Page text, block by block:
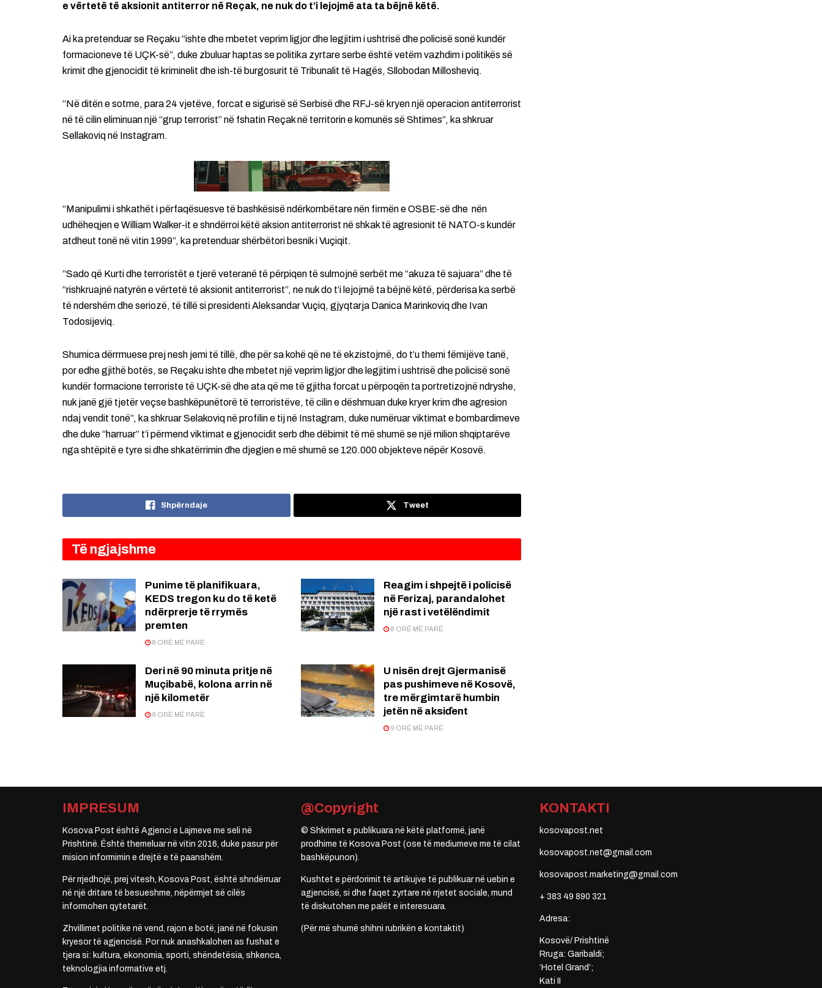
e vërtetë të aksionit antiterror në Reçak, ne nuk do t’i lejojmë ata ta bëjnë këtë.
Ai ka pretenduar se Reçaku “ishte dhe mbetet veprim ligjor dhe legjitim i ushtrisë dhe policisë sonë kundër
formacioneve të UÇK-së”, duke zbuluar haptas se politika zyrtare serbe është vetëm vazhdim i politikës së
krimit dhe gjenocidit të kriminelit dhe ish-të burgosurit të Tribunalit të Hagës, Sllobodan Millosheviq.
“Në ditën e sotme, para 24 vjetëve, forcat e sigurisë së Serbisë dhe RFJ-së kryen një operacion antiterrorist
në të cilin eliminuan një “grup terrorist” në fshatin Reçak në territorin e komunës së Shtimes”, ka shkruar
Sellakoviq në Instagram.
“Manipulimi i shkathët i përfaqësuesve të bashkësisë ndërkombëtare nën firmën e OSBE-së dhe nën
udhëheqjen e William Walker-it e shndërroi këtë aksion antiterrorist në shkak të agresionit të NATO-s kundër
atdheut tonë në vitin 1999”, ka pretenduar shërbëtori besnik i Vuçiqit.
“Sado që Kurti dhe terroristët e tjerë veteranë të përpiqen të sulmojnë serbët me “akuza të sajuara” dhe të
“rishkruajnë natyrën e vërtetë të aksionit antiterrorist”, ne nuk do t’i lejojmë ta bëjnë këtë, përderisa ka serbë
të ndershëm dhe seriozë, të tillë si presidenti Aleksandar Vuçiq, gjyqtarja Danica Marinkoviq dhe Ivan
Todosijeviq.
Shumica dërrmuese prej nesh jemi të tillë, dhe për sa kohë që ne të ekzistojmë, do t’u themi fëmijëve tanë,
por edhe gjithë botës, se Reçaku ishte dhe mbetet një veprim ligjor dhe legjitim i ushtrisë dhe policisë sonë
kundër formacione terroriste të UÇK-së dhe ata që me të gjitha forcat u përpoqën ta portretizojnë ndryshe,
nuk janë gjë tjetër veçse bashkëpunëtorë të terroristëve, të cilin e dëshmuan duke kryer krim dhe agresion
ndaj vendit tonë”, ka shkruar Selakoviq në profilin e tij në Instagram, duke numëruar viktimat e bombardimeve
dhe duke “harruar” t’i përmend viktimat e gjenocidit serb dhe dëbimit të më shumë se një milion shqiptarëve
nga shtëpitë e tyre si dhe shkatërrimin dhe djegien e më shumë se 120.000 objekteve nëpër Kosovë.
Shpërndaje Tweet
Të ngjajshme
Punime të planifikuara,
KEDS tregon ku do të ketë
ndërprerje të rrymës
premten
8 ORË MË PARË
Reagim i shpejtë i policisë
në Ferizaj, parandalohet
një rast i vetëlëndimit
8 ORË MË PARË
Deri në 90 minuta pritje në
Muçibabë, kolona arrin në
një kilometër
9 ORË MË PARË
U nisën drejt Gjermanisë
pas pushimeve në Kosovë,
tre mërgimtarë humbin
jetën në aksiďent
9 ORË MË PARË
IMPRESUM
Kosova Post është Agjenci e Lajmeve me seli në
Prishtinë. Është themeluar në vitin 2016, duke pasur për
mision informimin e drejtë e të paanshëm.
Për rrjedhojë, prej vitesh, Kosova Post, është shndërruar
në një dritare të besueshme, nëpërmjet së cilës
informohen qytetarët.
Zhvillimet politike në vend, rajon e botë, janë në fokusin
kryesor të agjencisë. Por nuk anashkalohen as fushat e
tjera si: kultura, ekonomia, sporti, shëndetësia, shkenca,
teknologjia informative etj.
@Copyright
© Shkrimet e publikuara në këtë platformë, janë
prodhime të Kosova Post (ose të mediumeve me të cilat
bashkëpunon).
Kushtet e përdorimit të artikujve të publikuar në uebin e
agjencisë, si dhe faqet zyrtare në rrjetet sociale, mund
të diskutohen me palët e interesuara.
(Për më shumë shihni rubrikën e kontaktit)
KONTAKTI
kosovapost.net
kosovapost.net@gmail.com
kosovapost.marketing@gmail.com
+ 383 49 890 321
Adresa:
Kosovë/ Prishtinë
Rruga: Garibaldi;
‘Hotel Grand’;
Kati II